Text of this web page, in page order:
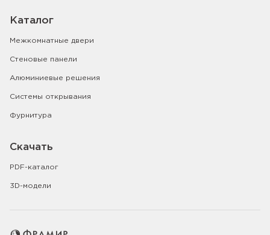
Каталог
Межкомнатные двери
Стеновые панели
Алюминиевые решения
Системы открывания
Фурнитура
Скачать
PDF-каталог
3D-модели